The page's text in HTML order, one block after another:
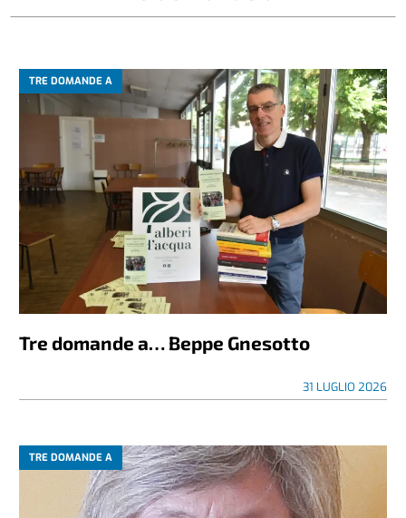
TRE DOMANDE A
Tre domande a… Beppe Gnesotto
31 LUGLIO 2026
TRE DOMANDE A